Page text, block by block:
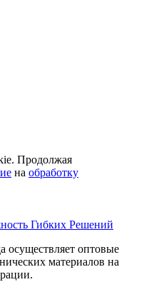
Продолжая
на обработку
осуществляет оптовые
материалов на